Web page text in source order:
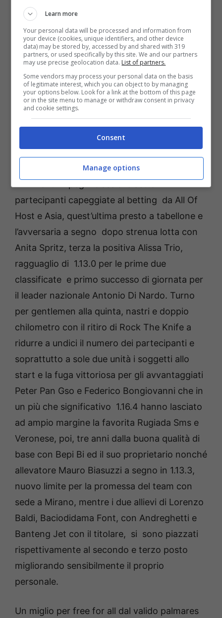
d’avanguardia ha battuto il prestigioso
avversario e la diligente Baby Spritz.
Testimone ai cadetti alla terza corsa, con
Amornero Roc vincitore nel pieno rispetto del
pronostico che affidava al neo allievo di
Alessandro Gocciadoro il ruolo di prima
scelta, successo sancito dall’eccellente media
di 1.13.7 davanti alla iniziale battistrada Atena
Caf e alla sorprendente Astrit Trio. Ambiziose
lady di quattro anni alla quarta corsa, un
miglio per testare la condizione in vista degli
imminenti impegni classici e sette
partecipanti capeggiate al betting da All Of
Host e Asia, quest’ultima presto a tabellone e
l’avversaria a segno dopo strenua lotta con
Anita Spritz, terza la positiva Alissa Trio,
ragguaglio di 1.13.0 per le prime due
classificate e primo successo di giornata per
il leader nazionale Antonio Di Nardo. Turno
per gentlemen alla quinta, nastri e doppio
chilometro con il ritiro di Rock The Knife a
ridurre a undici il numero dei partecipanti e
soprattutto a sole due unità i soggetti allo
start e la fuga vittoriosa per gli avvantaggiati
Peter Pan Gso e Federico Bongiovanni che in
un più che significativo 1.16.4 hanno lasciato
ad ampio margine la favorita Rugiada Sms e
Veronese, poi, tre anni dalla buona qualità di
base con Bepi Bi ed il suo proprietario nonché
allevatore Mauro Biasuzzi a segno in 1.13.3,
nuovo limite per la promessa del team con
sede a Mirano, mentre i due allievi di Lorenzo
Baldi, Baciodidama Font, con Andreghetti e
Banteng Jet con il titolare, si sono piazzati
rispettivamente al secondo e terzo posto
migliorando sensibilmente il proprio
personale.
Un miglio per free for all dal valido palmares
Learn more
Your personal data will be processed and information from
your device (cookies, unique identifiers, and other device
data) may be stored by, accessed by and shared with 319
partners, or used specifically by this site. We and our partners
may use precise geolocation data. List of partners.
Some vendors may process your personal data on the basis
of legitimate interest, which you can object to by managing
your options below. Look for a link at the bottom of this page
or in the site menu to manage or withdraw consent in privacy
and cookie settings.
Consent
Manage options